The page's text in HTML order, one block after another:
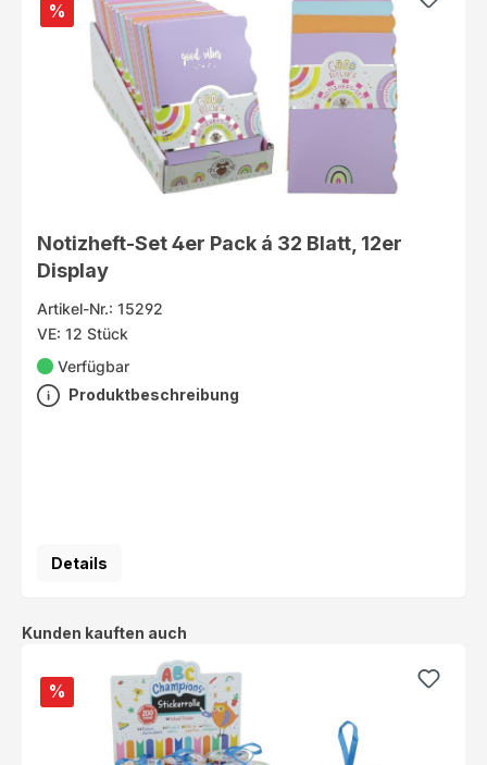
%
Notizheft-Set 4er Pack á 32 Blatt, 12er
Display
Artikel-Nr.: 15292
VE: 12 Stück
Verfügbar
Produktbeschreibung
Details
Produktgalerie überspringen
Kunden kauften auch
%